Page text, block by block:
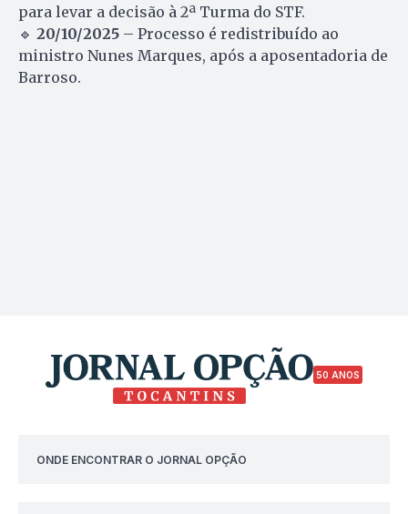
para levar a decisão à 2ª Turma do STF.
🔹 20/10/2025 – Processo é redistribuído ao
ministro Nunes Marques, após a aposentadoria de
Barroso.
50 ANOS
ONDE ENCONTRAR O JORNAL OPÇÃO